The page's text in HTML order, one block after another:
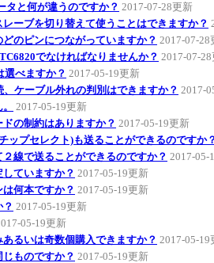
タと何が違うのですか？ 2017-07-28更新
ーブを切り替えて使うことはできますか？
のピンにつながっていますか？ 2017-07-28
でなければなりませんか？ 2017-07-
選べますか？ 2017-05-19更新
ケーブル外れの判別はできますか？ 2017-
2017-05-19更新
の制約はありますか？ 2017-05-19更新
ップセレクト)も送ることができるのですか
線で送ることができるのですか？ 2017-05-
ていますか？ 2017-05-19更新
何本ですか？ 2017-05-19更新
2017-05-19更新
05-19更新
るいは奇数個購入できますか？ 2017-05-19
ものですか？ 2017-05-19更新